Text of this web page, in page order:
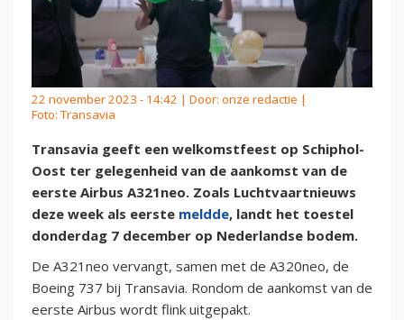
22 november 2023 - 14:42 | Door: onze redactie |
Foto: Transavia
Transavia geeft een welkomstfeest op Schiphol-
Oost ter gelegenheid van de aankomst van de
eerste Airbus A321neo. Zoals Luchtvaartnieuws
deze week als eerste meldde, landt het toestel
donderdag 7 december op Nederlandse bodem.
De A321neo vervangt, samen met de A320neo, de
Boeing 737 bij Transavia. Rondom de aankomst van de
eerste Airbus wordt flink uitgepakt.